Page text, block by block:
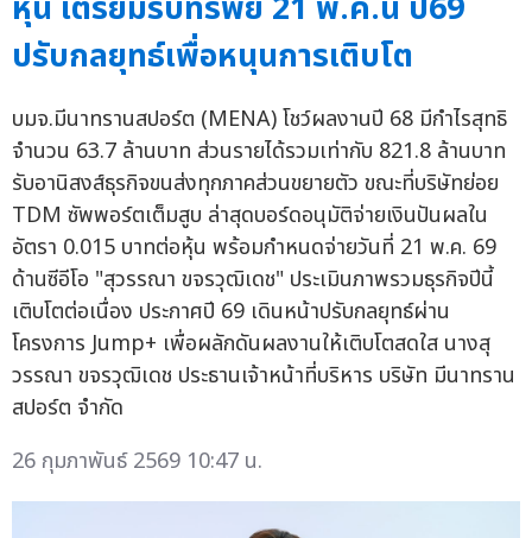
ปรับกลยุทธ์เพื่อหนุนการเติบโต
บมจ.มีนาทรานสปอร์ต (MENA) โชว์ผลงานปี 68 มีกำไรสุทธิ
จำนวน 63.7 ล้านบาท ส่วนรายได้รวมเท่ากับ 821.8 ล้านบาท
รับอานิสงส์ธุรกิจขนส่งทุกภาคส่วนขยายตัว ขณะที่บริษัทย่อย
TDM ซัพพอร์ตเต็มสูบ ล่าสุดบอร์ดอนุมัติจ่ายเงินปันผลใน
อัตรา 0.015 บาทต่อหุ้น พร้อมกำหนดจ่ายวันที่ 21 พ.ค. 69
ด้านซีอีโอ "สุวรรณา ขจรวุฒิเดช" ประเมินภาพรวมธุรกิจปีนี้
เติบโตต่อเนื่อง ประกาศปี 69 เดินหน้าปรับกลยุทธ์ผ่าน
โครงการ Jump+ เพื่อผลักดันผลงานให้เติบโตสดใส นางสุ
วรรณา ขจรวุฒิเดช ประธานเจ้าหน้าที่บริหาร บริษัท มีนาทราน
สปอร์ต จำกัด
26 กุมภาพันธ์ 2569 10:47 น.